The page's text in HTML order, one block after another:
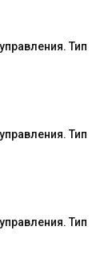
Тип
Тип
Тип